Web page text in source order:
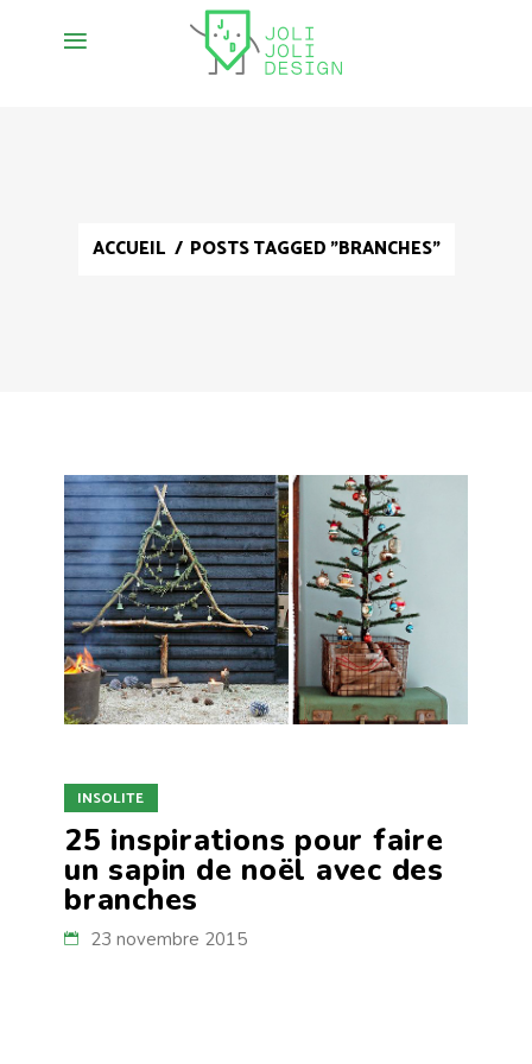
ACCUEIL / POSTS TAGGED "BRANCHES"
INSOLITE
25 inspirations pour faire
un sapin de noël avec des
branches
23 novembre 2015